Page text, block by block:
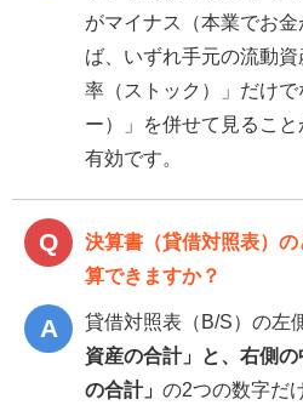
がマイナス（本業でお
ば、いずれ手元の流動
率（ストック）」だけ
ー）」を併せて見るこ
有効です。
決算書（貸借対照表）
算できますか？
貸借対照表（B/S）の左
資産の合計」と、右側
の合計」 の2つの数字だ